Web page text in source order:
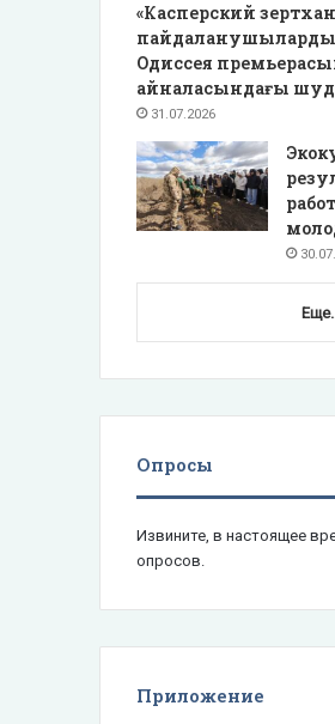
«Касперский
пайдаланушыларды
Одиссея
айналасындағы
31.07.2026
Опросы
Извините, в настоящее
опросов.
Приложение